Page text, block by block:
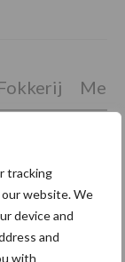
tracking
website. We
device and
and
with